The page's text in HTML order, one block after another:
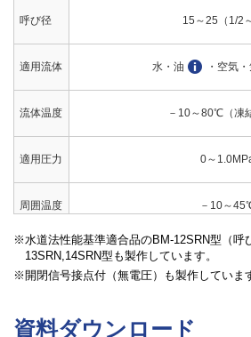
呼び径 15～25（1/2
適用流体 水・油 ・空気
流体温度 －10～80℃（凍
適用圧力 0～
周囲温度 －10～
許容漏洩
量
水・油：なし（圧力計目視）、空気
態）以下
端接続
水道法性能基準適合品のBM-12SRN型（呼
13SRN,14SRN型も製作しています。
開閉信号接点付（無電圧）も製作していま
資料ダウンロード